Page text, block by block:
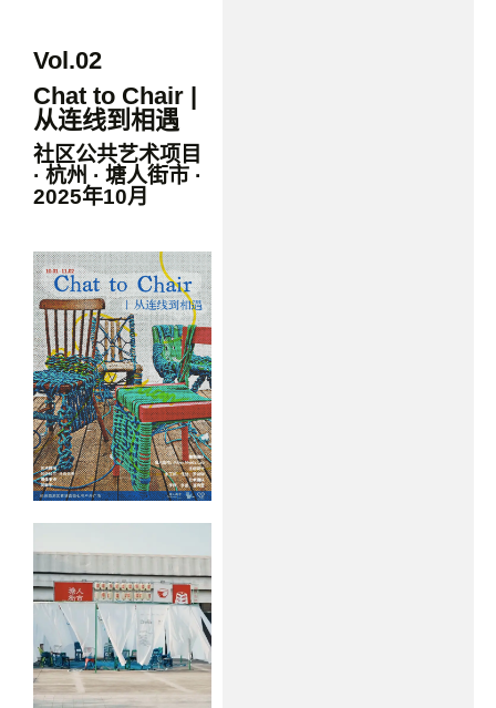
Vol.02
Chat to Chair |
从连线到相遇
社区公共艺术项目
· 杭州 · 塘人街市 ·
2025年10月